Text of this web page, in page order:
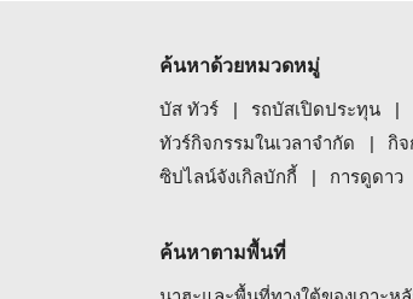
ค้นหาด้วยหมวดหมู่
บัส ทัวร์ รถบัสเปิดประทุน
ทัวร์กิจกรรมในเวลาจำกัด
กิ
ซิปไลน์จังเกิลบักกี้
การดูดาว
ค้นหาตามพื้นที่